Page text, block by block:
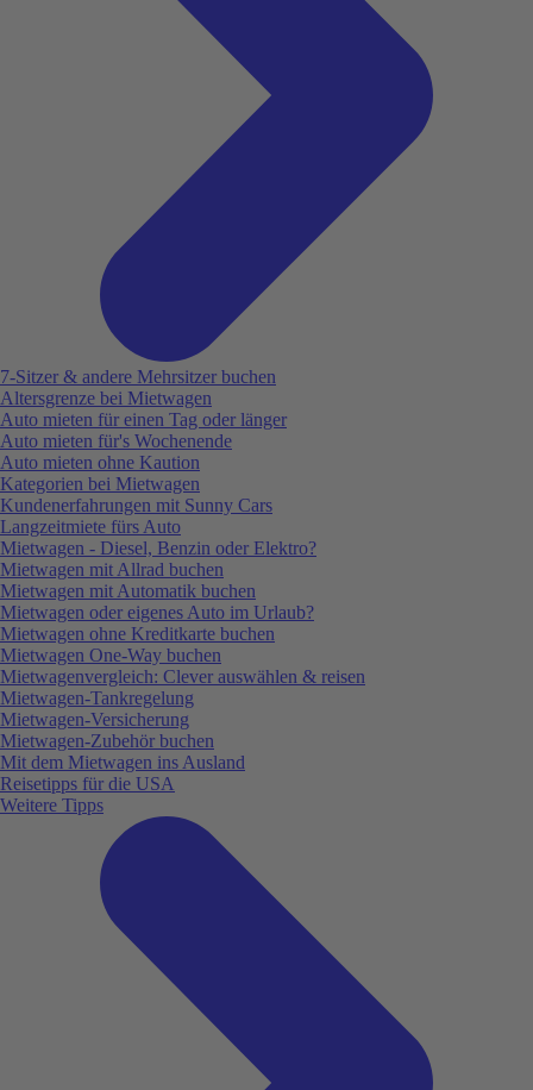
7-Sitzer & andere Mehrsitzer buchen
Altersgrenze bei Mietwagen
Auto mieten für einen Tag oder länger
Auto mieten für's Wochenende
Auto mieten ohne Kaution
Kategorien bei Mietwagen
Kundenerfahrungen mit Sunny Cars
Langzeitmiete fürs Auto
Mietwagen - Diesel, Benzin oder Elektro?
Mietwagen mit Allrad buchen
Mietwagen mit Automatik buchen
Mietwagen oder eigenes Auto im Urlaub?
Mietwagen ohne Kreditkarte buchen
Mietwagen One-Way buchen
Mietwagenvergleich: Clever auswählen & reisen
Mietwagen-Tankregelung
Mietwagen-Versicherung
Mietwagen-Zubehör buchen
Mit dem Mietwagen ins Ausland
Reisetipps für die USA
Weitere Tipps